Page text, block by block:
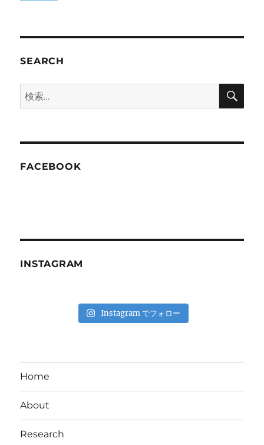
SEARCH
検
索:
検
FACEBOOK
INSTAGRAM
Instagram でフォロー
Home
About
Research